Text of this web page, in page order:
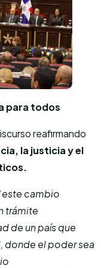
para todos
reafirmando
la justicia y el
cambio
trámite
de un país que
donde el poder sea